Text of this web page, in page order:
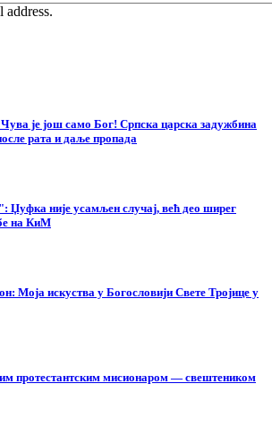
address.
је још само Бог! Српска царска задужбина
рата и даље пропада
Џуфка није усамљен случај, већ део ширег
на КиМ
Моја искуства у Богословији Свете Тројице у
протестантским мисионаром — свештеником